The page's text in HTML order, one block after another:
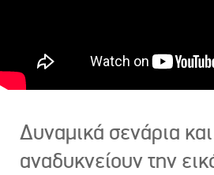
Δυναμικά σενάρια
αναδυκνείουν την